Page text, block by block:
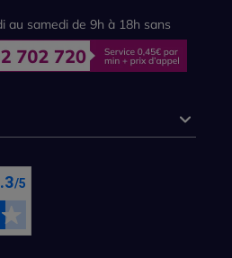
au samedi de 9h à 18h sans